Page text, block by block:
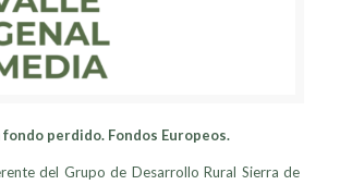
perdido. Fondos Europeos.
del Grupo de Desarrollo Rural Sierra de